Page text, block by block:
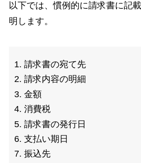
以下では、慣例的に請求書に記
明します。
請求書の宛て先
請求内容の明細
金額
消費税
請求書の発行日
支払い期日
振込先